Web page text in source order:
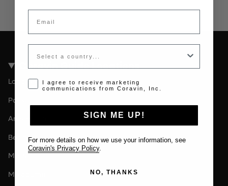
Coravin Guide Locations
Londres
Paris
Amsterdam
Berlin
Milan
Melbourne
Email
Country
Opt-in disclaimer
I agree to receive marketing
communications from Coravin, Inc.
SIGN ME UP!
For more details on how we use your information, see
Coravin's Privacy Policy.
NO, THANKS